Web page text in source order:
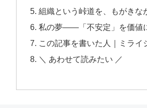
組織という峠道を、もがきな
私の夢――「不安定」を価値
この記事を書いた人｜ミライ
＼ あわせて読みたい ／